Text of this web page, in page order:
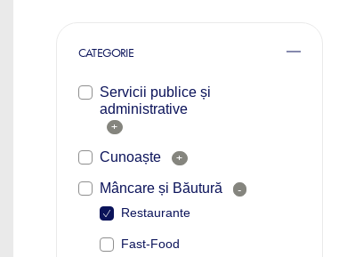
CATEGORIE
Servicii publice și
administrative
+
Cunoaște +
Mâncare și Băutură -
Restaurante
Fast-Food